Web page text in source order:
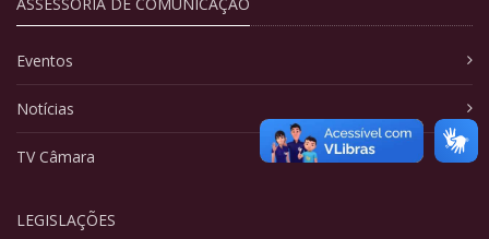
Eventos
Notícias
TV Câmara
LEGISLAÇÕES